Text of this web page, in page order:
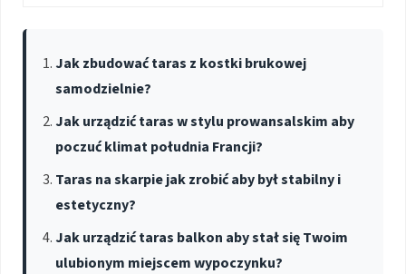
Jak zbudować taras z kostki brukowej
samodzielnie?
Jak urządzić taras w stylu prowansalskim aby
poczuć klimat południa Francji?
Taras na skarpie jak zrobić aby był stabilny i
estetyczny?
Jak urządzić taras balkon aby stał się Twoim
ulubionym miejscem wypoczynku?